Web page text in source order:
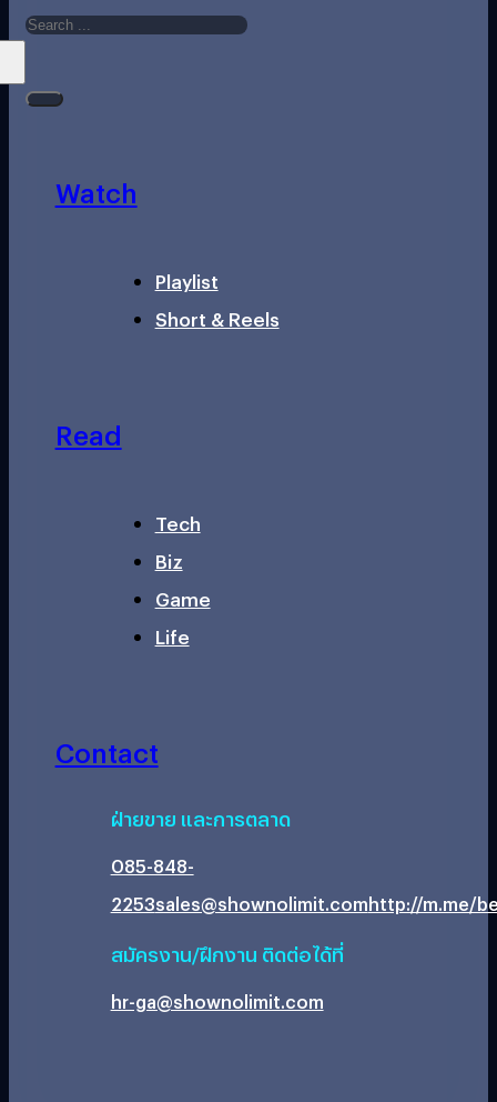
Watch
Playlist
Short & Reels
Read
Tech
Biz
Game
Life
Contact
ฝ่ายขาย และการตลาด
085-848-
2253sales@shownolimit.comhttp://m.me/
สมัครงาน/ฝึกงาน ติดต่อได้ที่
hr-ga@shownolimit.com